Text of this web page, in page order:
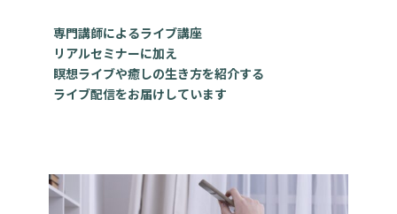
専門講師によるライブ講座
リアルセミナーに加え
瞑想ライブや癒しの生き方を紹介する
ライブ配信をお届けしています